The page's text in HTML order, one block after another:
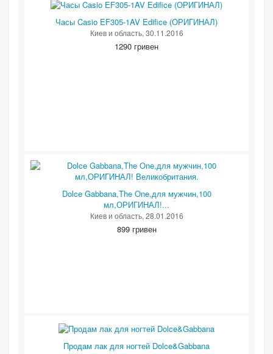
Часы Casio EF305-1AV Edifice (ОРИГИНАЛ)
Киев и область, 30.11.2016
1290 гривен
Dolce Gabbana,The One,для мужчин,100
мл,ОРИГИНАЛ!...
Киев и область, 28.01.2016
899 гривен
Продам лак для ногтей Dolce&Gabbana